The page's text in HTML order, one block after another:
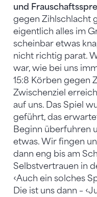
und
gegen Zihlschlacht
eigentlich alles im
scheinbar etwas
nicht richtig parat.
war, wie bei uns
15:8 Körben gegen
Zwischenziel
auf uns. Das Spiel
geführt, das
Beginn überfuhren
etwas. Wir fingen
dann eng bis am
Selbstvertrauen in
‹Auch ein solches
Die ist uns dann –